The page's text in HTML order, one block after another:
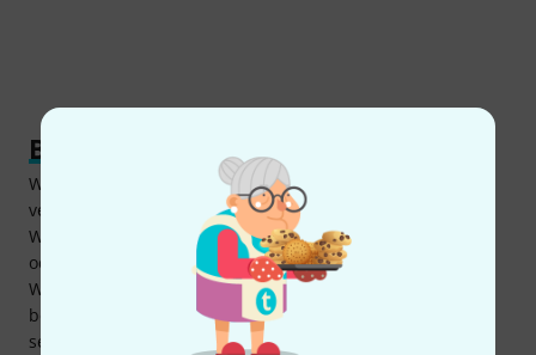
Bei Wind und Wetter
Wer den Rycote Super-Softie 12cm im Außeneinsatz
verwendet, wird seine Qualitäten nicht nur bei Wind und
Wetter schätzen. Auch nach dem Einsatz bei Aufnahmen
oder Sendungen spielt seine Bauweise eine Rolle. Ist der
Windschutz mit Staub, Pollen, Sand oder ähnlichem
benetzt, kann er mit Wasser abgespült werden. Hat sich
sein Material durch hohe Luftfeuchtigkeit, Regen oder